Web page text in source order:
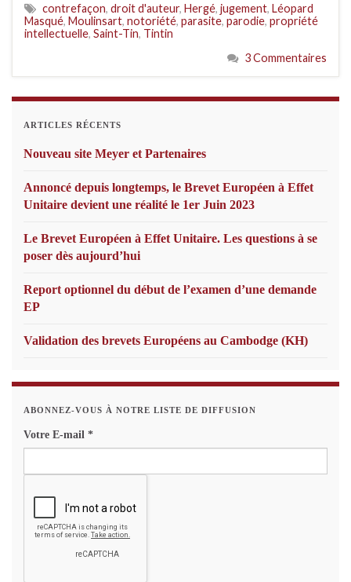
contrefaçon, droit d'auteur, Hergé, jugement, Léopard
Masqué, Moulinsart, notoriété, parasite, parodie, propriété
intellectuelle, Saint-Tin, Tintin
3 Commentaires
ARTICLES RÉCENTS
Nouveau site Meyer et Partenaires
Annoncé depuis longtemps, le Brevet Européen à Effet
Unitaire devient une réalité le 1er Juin 2023
Le Brevet Européen à Effet Unitaire. Les questions à se
poser dès aujourd’hui
Report optionnel du début de l’examen d’une demande
EP
Validation des brevets Européens au Cambodge (KH)
ABONNEZ-VOUS À NOTRE LISTE DE DIFFUSION
Votre E-mail *